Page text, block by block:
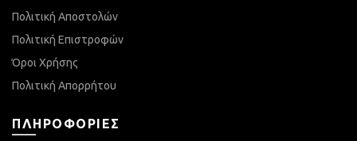
Πολιτική Αποστολών
Πολιτική Επιστροφών
Όροι Χρήσης
Πολιτική Απορρήτου
ΠΛΗΡΟΦΟΡΊΕΣ